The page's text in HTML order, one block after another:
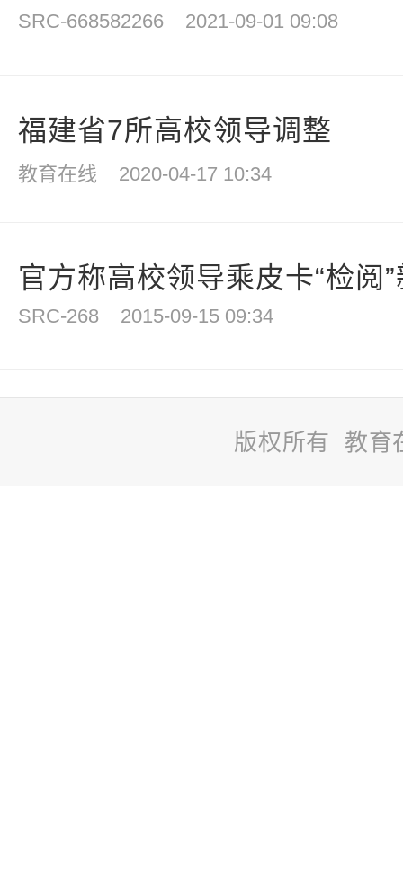
SRC-668582266 2021-09-01 09:08
福建省7所高校领导调整
教育在线 2020-04-17 10:34
官方称高校领导乘皮卡“检阅
SRC-268 2015-09-15 09:34
版权所有 教育